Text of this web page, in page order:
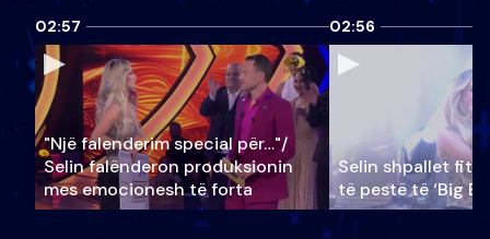
02:57
"Një falenderim special për…"/
Selin falënderon produksionin
mes emocionesh të forta
02:56
Selin shpallet
të pestë të ‘Big